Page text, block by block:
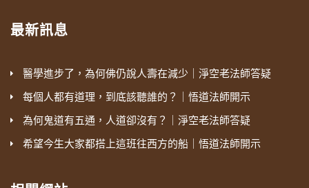
最新訊息
醫學進步了，為何佛仍說人壽在減少｜淨空老法師答疑
每個人都有道理，到底該聽誰的？｜悟道法師開示
為何鬼道有五通，人道卻沒有？｜淨空老法師答疑
希望今生大家都搭上這班往西方的船｜悟道法師開示